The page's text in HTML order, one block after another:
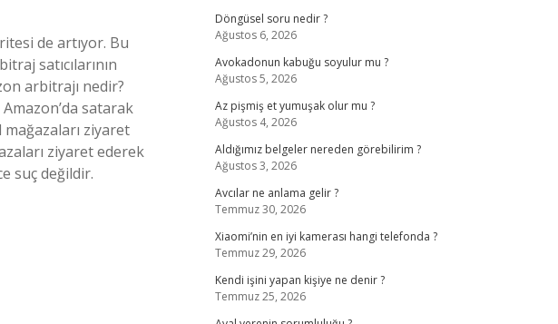
de artıyor. Bu
satıcılarının
arbitrajı nedir?
satarak
ziyaret
ziyaret ederek
suç değildir.
Döngüsel soru nedir ?
Ağustos 6, 2026
Avokadonun kabuğu soyulur mu ?
Ağustos 5, 2026
Az pişmiş et yumuşak olur mu ?
Ağustos 4, 2026
Aldığımız belgeler nereden görebilirim ?
Ağustos 3, 2026
Avcılar ne anlama gelir ?
Temmuz 30, 2026
Xiaomi’nin en iyi kamerası hangi telefonda ?
Temmuz 29, 2026
Kendi işini yapan kişiye ne denir ?
Temmuz 25, 2026